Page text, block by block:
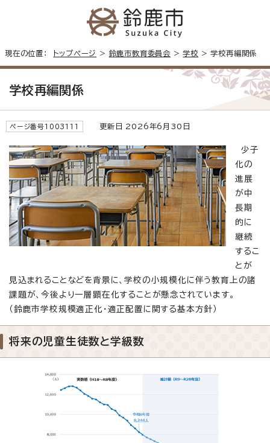
現在の位置： トップページ > 鈴鹿市教育委員会 >学校 > 学校再編関係
学校再編関係
ページ番号1003111 更新日 2026年6月30日
少子
化の
進展
が中
長期
的に
継続
するこ
とが
見込まれることなどを背景に、学校の小規模化に伴う教育上の諸
課題が、今後より一層顕在化することが懸念されています。
（鈴鹿市学校規模適正化・適正配置に関する基本方針）
将来の児童生徒数と学級数